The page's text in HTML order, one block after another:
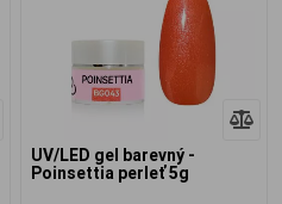
UV/LED gel barevný -
Poinsettia perleť 5g